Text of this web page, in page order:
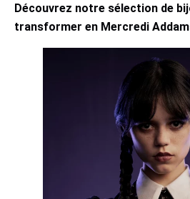
Découvrez notre sélection de
transformer en Mercredi